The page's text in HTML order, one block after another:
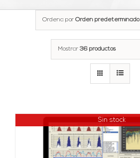
Ordena por Orden predeterminado
Mostrar 36 productos
Sin stock